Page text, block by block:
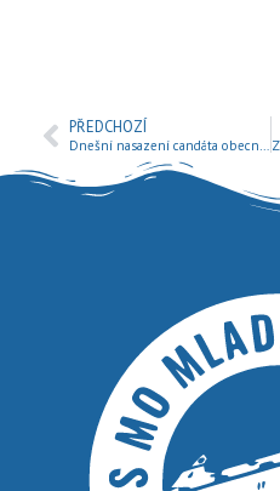
PŘEDCHOZÍ
Dnešní nasazení candáta obecného na naše revíry